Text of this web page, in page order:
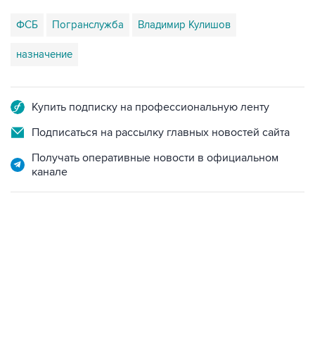
ФСБ Погранслужба Владимир Кулишов
назначение
Купить подписку на профессиональную ленту
Подписаться на рассылку главных новостей сайта
Получать оперативные новости в официальном
канале